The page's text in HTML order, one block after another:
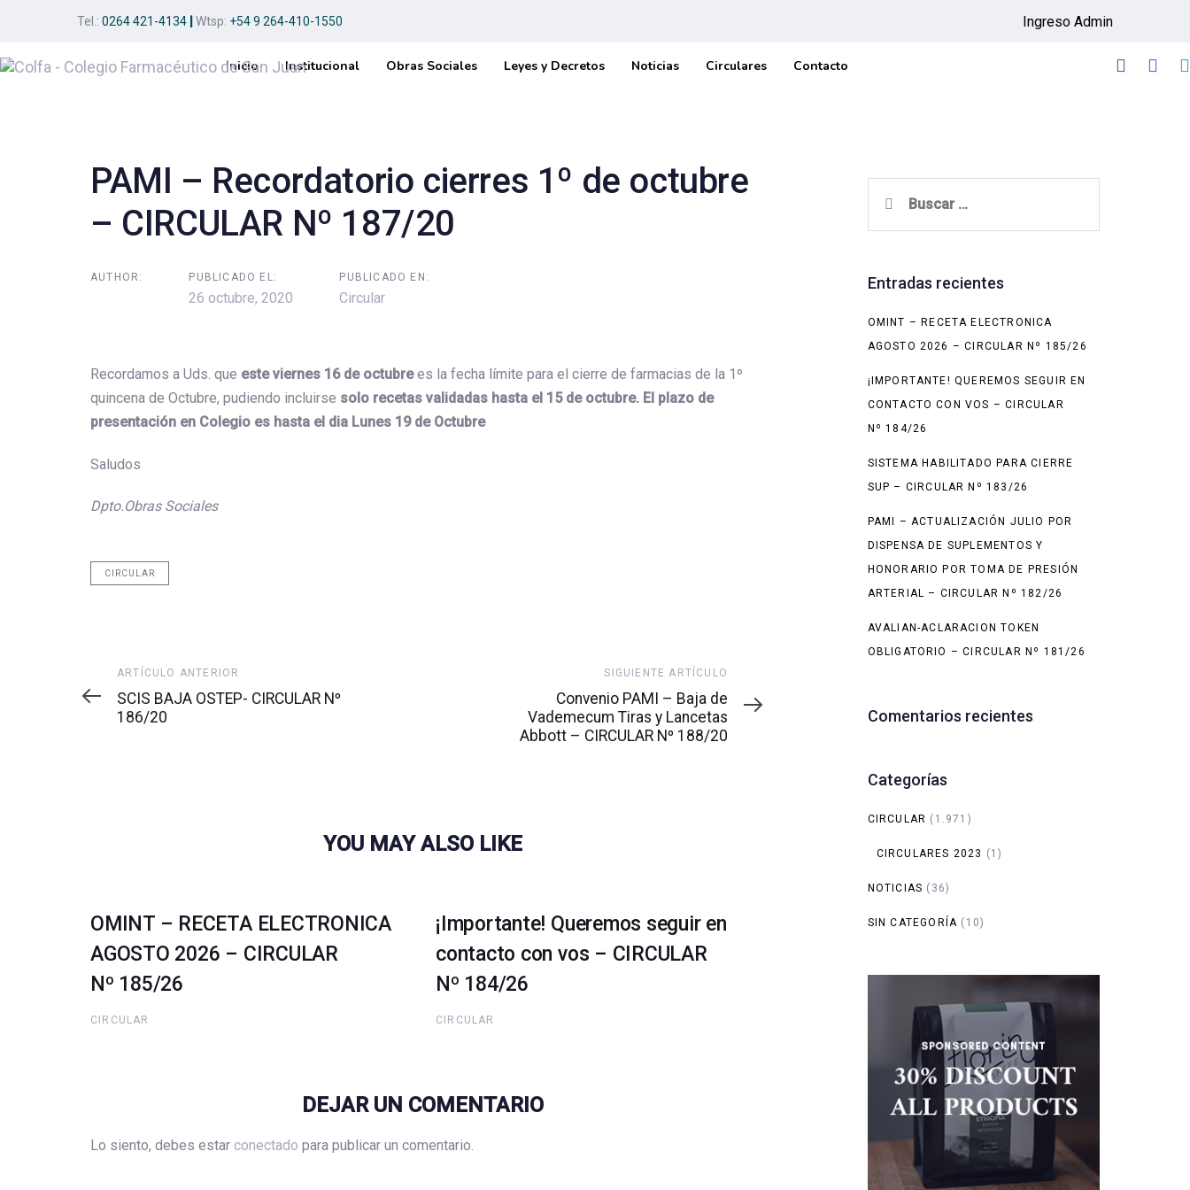
primary
Tel.: 0264 421-4134 Wtsp: +54 9 264-410-1550 Ingreso Admin
Inicio Institucional Obras Sociales Leyes y Decretos Noticias Circulares Contacto
PAMI – Recordatorio cierres 1º de octubre
– CIRCULAR Nº 187/20
AUTHOR: PUBLICADO EL:
26 octubre, 2020
PUBLICADO EN:
Circular
Recordamos a Uds. que este viernes 16 de octubrees la fecha límite para el cierre de farmacias de la 1º
quincena de Octubre, pudiendo incluirse solo recetas validadas hasta el 15 de octubre. El plazo de
presentación en Colegio es hasta el dia Lunes 19 de Octubre
Saludos
Dpto.Obras Sociales
CIRCULAR
Artículo
anterior
ARTÍCULO ANTERIOR
SCIS BAJA OSTEP- CIRCULAR Nº
186/20
SIGUIENTE ARTÍCULO
Convenio PAMI – Baja de
Vademecum Tiras y Lancetas
Abbott – CIRCULAR Nº 188/20
YOU MAY ALSO LIKE
OMINT – RECETA ELECTRONICA
AGOSTO 2026 – CIRCULAR
Nº 185/26
CIRCULAR
¡Importante! Queremos seguir en
contacto con vos – CIRCULAR
Nº 184/26
CIRCULAR
DEJAR UN COMENTARIO
Lo siento, debes estar conectado para publicar un comentario.
Entradas recientes
OMINT – RECETA ELECTRONICA
AGOSTO 2026 – CIRCULAR Nº 185/26
¡IMPORTANTE! QUEREMOS SEGUIR EN
CONTACTO CON VOS – CIRCULAR
Nº 184/26
SISTEMA HABILITADO PARA CIERRE
SUP – CIRCULAR Nº 183/26
PAMI – ACTUALIZACIÓN JULIO POR
DISPENSA DE SUPLEMENTOS Y
HONORARIO POR TOMA DE PRESIÓN
ARTERIAL – CIRCULAR Nº 182/26
AVALIAN-ACLARACION TOKEN
OBLIGATORIO – CIRCULAR Nº 181/26
Comentarios recientes
Categorías
CIRCULAR (1.971)
CIRCULARES 2023 (1)
NOTICIAS (36)
SIN CATEGORÍA (10)